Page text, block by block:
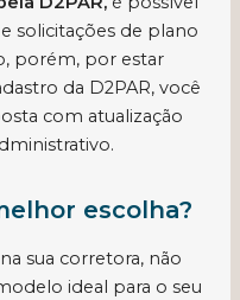
solicitações de plano
porém, por estar
da D2PAR, você
com atualização
escolha?
sua corretora, não
ideal para o seu